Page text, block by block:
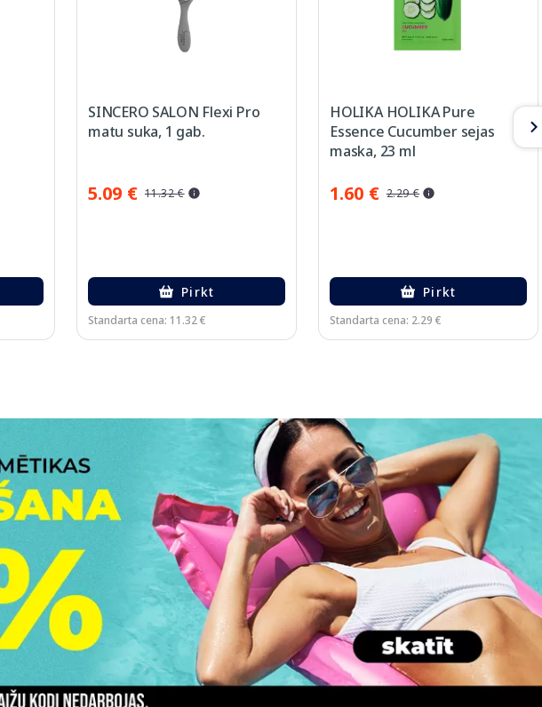
SINCERO SALON Flexi Pro
matu suka, 1 gab.
5.09 € 11.32 €
Pirkt
Standarta cena: 11.32 €
HOLIKA HOLIKA Pure
Essence Cucumber sejas
maska, 23 ml
1.60 € 2.29 €
Pirkt
Standarta cena: 2.29 €